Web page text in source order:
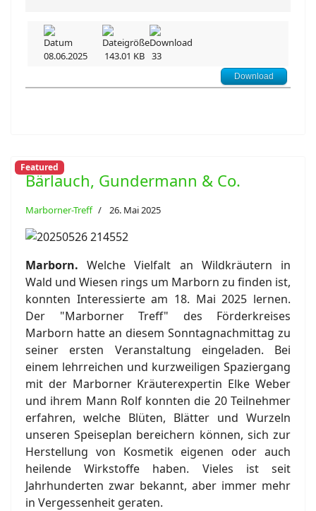
08.06.2025 143.01 KB 33
Download
Featured
Bärlauch, Gundermann & Co.
Marborner-Treff 26. Mai 2025
Marborn. Welche Vielfalt an Wildkräutern in
Wald und Wiesen rings um Marborn zu finden ist,
konnten Interessierte am 18. Mai 2025 lernen.
Der "Marborner Treff" des Förderkreises
Marborn hatte an diesem Sonntagnachmittag zu
seiner ersten Veranstaltung eingeladen. Bei
einem lehrreichen und kurzweiligen Spaziergang
mit der Marborner Kräuterexpertin Elke Weber
und ihrem Mann Rolf konnten die 20 Teilnehmer
erfahren, welche Blüten, Blätter und Wurzeln
unseren Speiseplan bereichern können, sich zur
Herstellung von Kosmetik eigenen oder auch
heilende Wirkstoffe haben. Vieles ist seit
Jahrhunderten zwar bekannt, aber immer mehr
in Vergessenheit geraten.